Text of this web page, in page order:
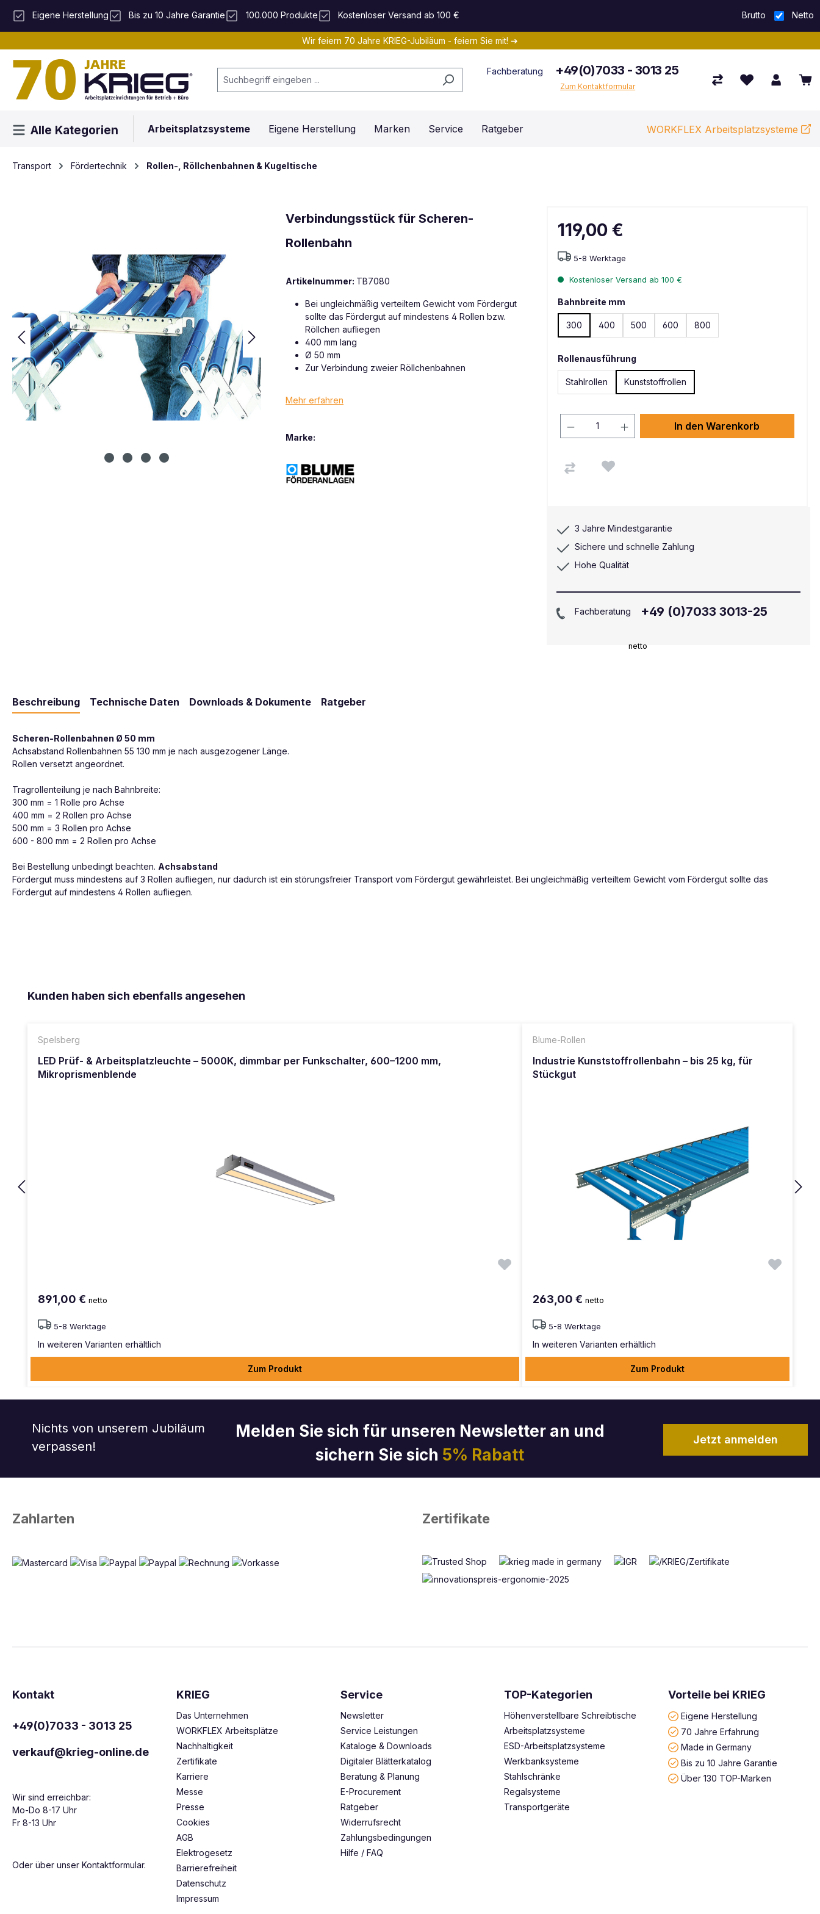
Hauptinhalt springen
Zur Suche springen
Zur Hauptnavigation springen
Eigene Herstellung Bis zu 10 Jahre Garantie 100.000 Produkte Kostenloser Versand ab 100 € Brutto Netto
Wir feiern 70 Jahre KRIEG-Jubiläum - feiern Sie mit! ➔
Fachberatung +49(0)7033 - 3013 25
Zum Kontaktformular
Alle Kategorien Arbeitsplatzsysteme Eigene Herstellung Marken Service Ratgeber WORKFLEX Arbeitsplatzsysteme
Transport Fördertechnik Rollen-, Röllchenbahnen & Kugeltische
Verbindungsstück für Scheren-
Rollenbahn
Artikelnummer: TB7080
Bei ungleichmäßig verteiltem Gewicht vom Fördergut
sollte das Fördergut auf mindestens 4 Rollen bzw.
Röllchen aufliegen
400 mm lang
Ø 50 mm
Zur Verbindung zweier Röllchenbahnen
Mehr erfahren
Marke:
119,00 €
netto
5-8 Werktage
Kostenloser Versand ab 100 €
Bahnbreite mm
300 400 500 600 800
Rollenausführung
Stahlrollen Kunststoffrollen
In den Warenkorb
3 Jahre Mindestgarantie
Sichere und schnelle Zahlung
Hohe Qualität
Fachberatung +49 (0)7033 3013-25
Beschreibung Technische Daten Downloads & Dokumente Ratgeber
Scheren-Rollenbahnen Ø 50 mm
Achsabstand Rollenbahnen 55 130 mm je nach ausgezogener Länge.
Rollen versetzt angeordnet.
Tragrollenteilung je nach Bahnbreite:
300 mm = 1 Rolle pro Achse
400 mm = 2 Rollen pro Achse
500 mm = 3 Rollen pro Achse
600 - 800 mm = 2 Rollen pro Achse
Bei Bestellung unbedingt beachten. Achsabstand
Fördergut muss mindestens auf 3 Rollen aufliegen, nur dadurch ist ein störungsfreier Transport vom Fördergut gewährleistet. Bei ungleichmäßig verteiltem Gewicht vom Fördergut sollte das
Fördergut auf mindestens 4 Rollen aufliegen.
Produktgalerie überspringen
Kunden haben sich ebenfalls angesehen
Spelsberg
LED Prüf- & Arbeitsplatzleuchte – 5000K, dimmbar per Funkschalter, 600–1200 mm,
Mikroprismenblende
891,00 € netto
5-8 Werktage
In weiteren Varianten erhältlich
Zum Produkt
Blume-Rollen
Industrie Kunststoffrollenbahn – bis 25 kg, für
Stückgut
263,00 €netto
5-8 Werktage
In weiteren Varianten erhältlich
Zum Produkt
Nichts von unserem Jubiläum
verpassen!
Melden Sie sich für unseren Newsletter an und
sichern Sie sich 5% Rabatt
Jetzt anmelden
Zahlarten Zertifikate
Kontakt
+49(0)7033 - 3013 25
verkauf@krieg-online.de
Wir sind erreichbar:
Mo-Do 8-17 Uhr
Fr 8-13 Uhr
Oder über unser Kontaktformular.
KRIEG
Das Unternehmen
WORKFLEX Arbeitsplätze
Nachhaltigkeit
Zertifikate
Karriere
Messe
Presse
Cookies
AGB
Elektrogesetz
Barrierefreiheit
Datenschutz
Impressum
Service
Newsletter
Service Leistungen
Kataloge & Downloads
Digitaler Blätterkatalog
Beratung & Planung
E-Procurement
Ratgeber
Widerrufsrecht
Zahlungsbedingungen
Hilfe / FAQ
TOP-Kategorien
Höhenverstellbare Schreibtische
Arbeitsplatzsysteme
ESD-Arbeitsplatzsysteme
Werkbanksysteme
Stahlschränke
Regalsysteme
Transportgeräte
Vorteile bei KRIEG
Eigene Herstellung
70 Jahre Erfahrung
Made in Germany
Bis zu 10 Jahre Garantie
Über 130 TOP-Marken